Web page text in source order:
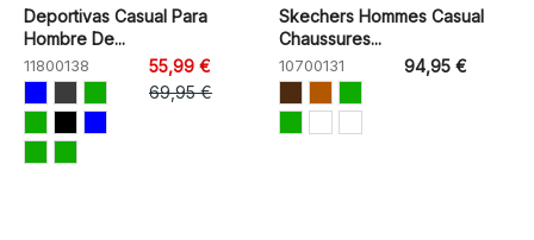
Deportivas Casual Para
Hombre De...
11800138
55,99 €
69,95 €
Skechers Hommes Casual
Chaussures...
10700131 94,95 €